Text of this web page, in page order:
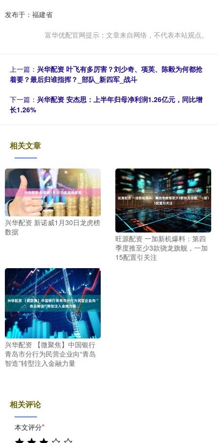
发布于：福建省
富华优配官网提示：文章来自网络，不代表本站观点。
上一篇： 兴华配资 叶飞有多厉害？刘少奇、项英、陈毅为何都抢
着要？最后归谁指挥？_部队_新四军_战斗
下一篇： 兴华配资 安杰思：上半年归母净利润1.26亿元，同比增
长1.26%
相关文章
兴华配资 新诺威1月30日龙虎榜
数据
旺源配资 一加新机爆料：第四
季度推至少3款骁龙旗舰，一加
15配置引关注
兴华配资 【微聚焦】中国银行
青岛市分行为民营企业向“青岛
智造”转型注入金融力量
相关评论
本文评分*